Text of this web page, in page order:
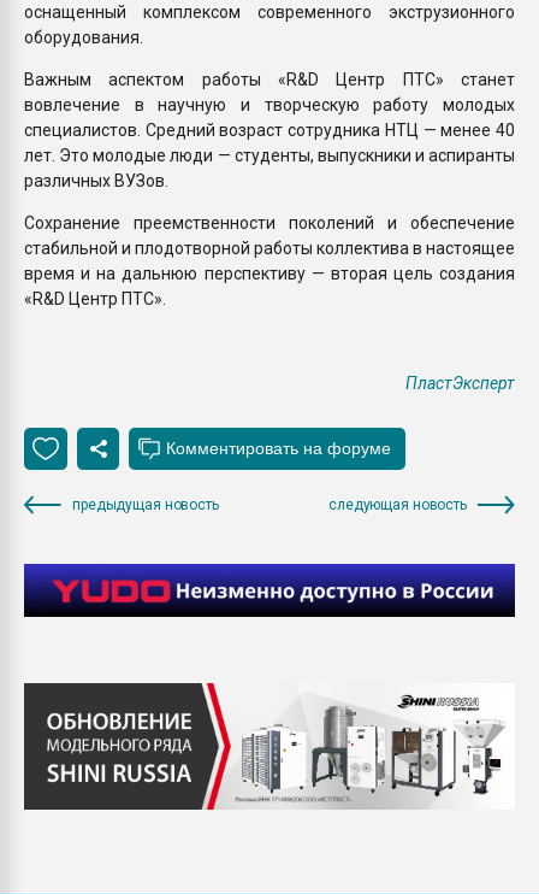
оснащенный комплексом современного экструзионного
оборудования.
Важным аспектом работы «R&D Центр ПТС» станет
вовлечение в научную и творческую работу молодых
специалистов. Средний возраст сотрудника НТЦ — менее 40
лет. Это молодые люди — студенты, выпускники и аспиранты
различных ВУЗов.
Сохранение преемственности поколений и обеспечение
стабильной и плодотворной работы коллектива в настоящее
время и на дальнюю перспективу — вторая цель создания
«R&D Центр ПТС».
ПластЭксперт
предыдущая новость следующая новость